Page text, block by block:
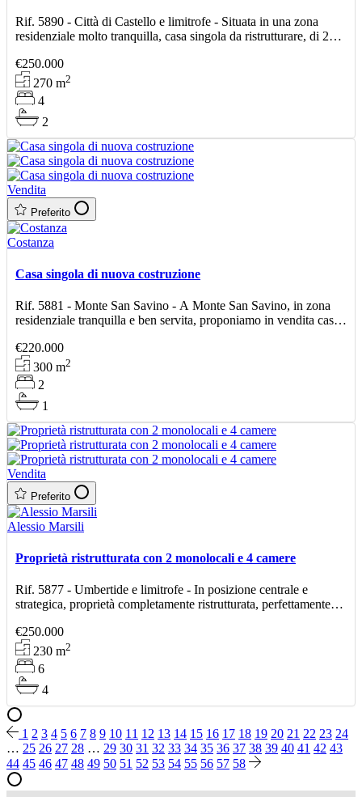
Rif. 5890 - Città di Castello e limitrofe - Situata in una zona
residenziale molto tranquilla, casa singola da ristrutturare, di 270
€250.000
270m2
4
2
Vendita
Preferito
Costanza
Casa singola di nuova costruzione
Rif. 5881 - Monte San Savino - A Monte San Savino, in zona
residenziale tranquilla e ben servita, proponiamo in vendita casa
€220.000
300m2
2
1
Vendita
Preferito
Alessio Marsili
Proprietà ristrutturata con 2 monolocali e 4 camere
Rif. 5877 - Umbertide e limitrofe - In posizione centrale e
strategica, proprietà completamente ristrutturata, perfettamente
€250.000
230m2
6
4
1 2 3 4 5 6 7 8 9 10 11 12 13 14 15 16 17 18 19 20 21 22 23 24
… 25 26 27 28 … 29 30 31 32 33 34 35 36 37 38 39 40 41 42 43
44 45 46 47 48 49 50 51 52 53 54 55 56 57 58